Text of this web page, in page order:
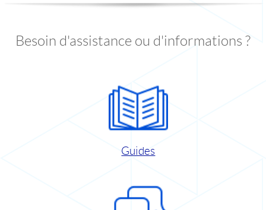
Besoin d'assistance ou d'informations ?
Guides